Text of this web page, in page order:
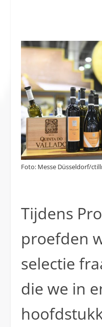
Foto: Messe Düsseldorf/
Tijdens
proefden
selectie
die we in